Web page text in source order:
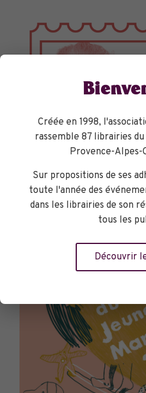
TOURNÉES GÉNÉRALES
Créée en 1998,
rassemble 87 librairies
Provence-Alpes-
Sur propositions de ses
toute l'année des
dans les librairies de son
tous les
Découvrir